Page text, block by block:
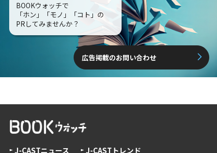
BOOKウォッチで
「ホン」「モノ」「コト」の
PRしてみませんか？
広告掲載のお問い合わせ
J-CASTニュース
J-CASTトレンド